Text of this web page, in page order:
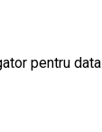
pentru